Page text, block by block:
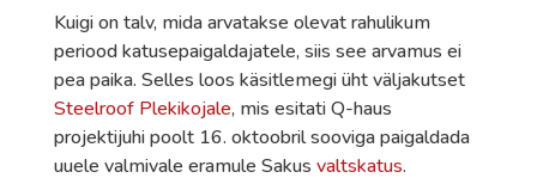
Kuigi on talv, mida arvatakse olevat rahulikum
periood katusepaigaldajatele, siis see arvamus ei
pea paika. Selles loos käsitlemegi üht väljakutset
Steelroof Plekikojale, mis esitati Q-haus
projektijuhi poolt 16. oktoobril sooviga paigaldada
uuele valmivale eramule Sakus valtskatus.